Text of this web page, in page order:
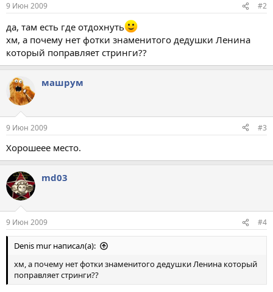
9 Июн 2009 #2
да, там есть где отдохнуть
хм, а почему нет фотки знаменитого дедушки Ленина
который поправляет стринги??
машрум
9 Июн 2009 #3
Хорошеее место.
md03
9 Июн 2009 #4
Denis mur написал(а):
хм, а почему нет фотки знаменитого дедушки Ленина который
поправляет стринги??